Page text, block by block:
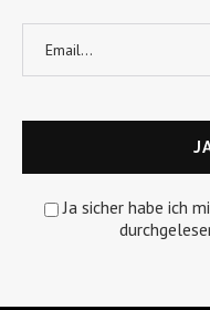
Ja sicher habe ich